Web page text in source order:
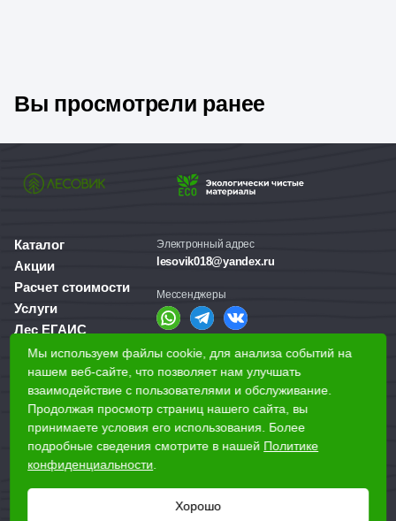
Вы просмотрели ранее
Каталог
Акции
Расчет стоимости
Услуги
Лес ЕГАИС
О компании
Доставка и оплата
Для бизнеса
Наши магазины
Ижевск, Воткинское шоссе, 340
Электронный адрес
lesovik018@yandex.ru
Мессенджеры
Справочная служба
+7 (3412) 77-60-50
Мы используем файлы cookie, для анализа событий на
нашем веб-сайте, что позволяет нам улучшать
взаимодействие с пользователями и обслуживание.
Продолжая просмотр страниц нашего сайта, вы
принимаете условия его использования. Более
подробные сведения смотрите в нашей Политике
конфиденциальности
Хорошо